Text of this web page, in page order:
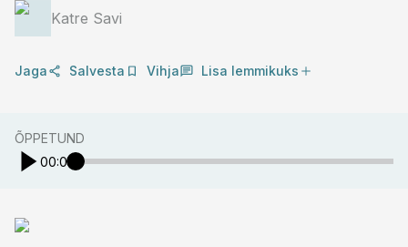
Katre Savi
Jaga Salvesta Vihja Lisa lemmikuks
ÕPPETUND
00:00